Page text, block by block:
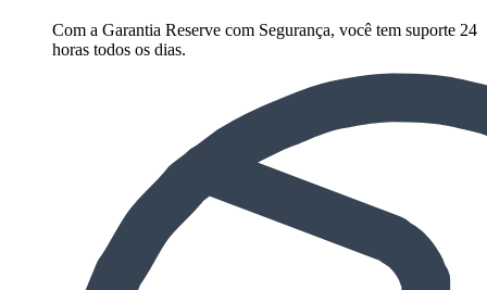
Com a Garantia Reserve com Segurança, você tem suporte 24
horas todos os dias.